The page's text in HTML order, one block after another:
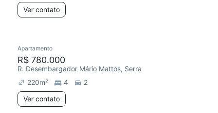
Ver contato
Redecorar
Apartamento
R$ 780.000
R. Desembargador Mário Mattos, Serra
220m² 4
2
Ver contato